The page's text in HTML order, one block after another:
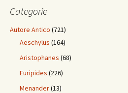
Categorie
Autore Antico (721)
Aeschylus (164)
Aristophanes (68)
Euripides (226)
Menander(13)